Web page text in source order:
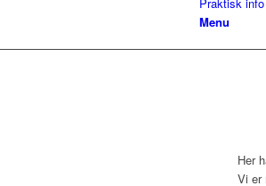
Menu
Her
Vi er